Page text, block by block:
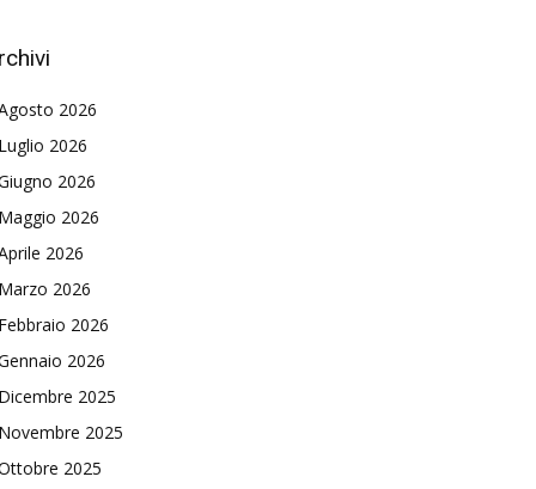
2026
2026
2026
2026
2026
2026
2026
2026
2025
2025
2025